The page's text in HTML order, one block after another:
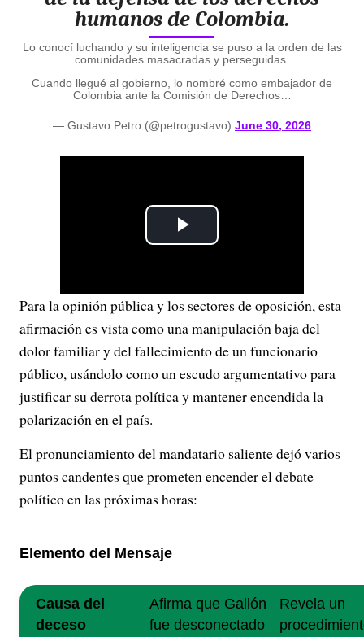
humanos de Colombia.
Lo conocí luchando y su inteligencia se puso a la orden de las
comunidades masacradas y perseguidas.
Cuando llegué al gobierno, lo nombré como embajador de
Colombia ante la Comisión de Derechos…
— Gustavo Petro (@petrogustavo) June 30, 2026
P
a
y
V
d
e
Para la opinión pública y los sectores de oposición, esta
afirmación es vista como una manipulación baja del
dolor familiar y del fallecimiento de un funcionario
público, usándolo como un escudo argumentativo para
justificar su derrota política y mantener encendida la
polarización en el país.
El pronunciamiento del mandatario saliente dejó varios
puntos candentes que prometen encender el debate
político en las próximas horas:
Elemento del Mensaje
Causa del
deceso
Afirma que Gallón
fue desconectado
Revela un